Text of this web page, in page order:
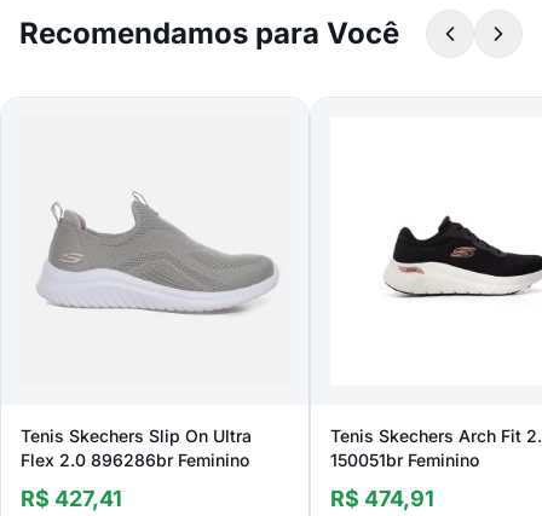
Recomendamos para Você
Tenis Skechers Slip On Ultra
Flex 2.0 896286br Feminino
R$ 427,41
Tenis Skechers Arch Fit
150051br Feminino
R$ 474,91